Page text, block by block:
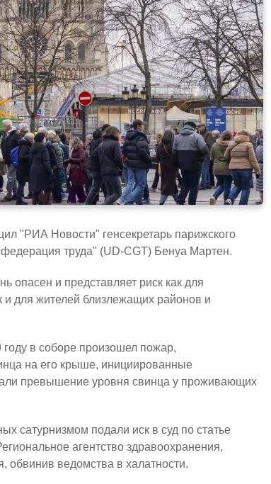
"РИА Новости" генсекретарь парижского
труда" (UD-CGT) Бенуа Мартен.
опасен и представляет риск как для
и для жителей близлежащих районов и
в соборе произошел пожар,
на его крыше, инициированные
превышение уровня свинца у проживающих
сатурнизмом подали иск в суд по статье
агентство здравоохранения,
обвинив ведомства в халатности.